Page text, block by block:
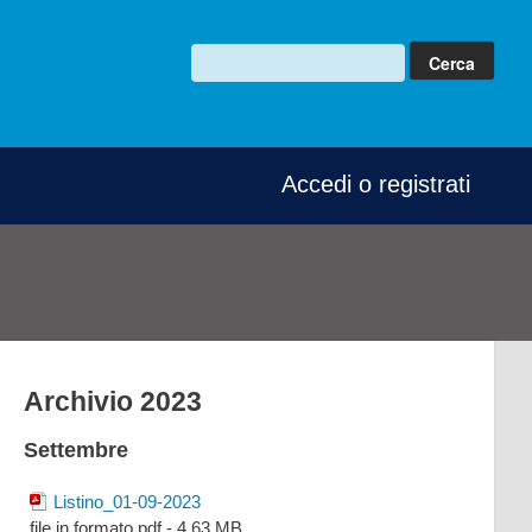
Accedi o registrati
Archivio 2023
Settembre
Listino_01-09-2023
file in formato pdf - 4.63 MB